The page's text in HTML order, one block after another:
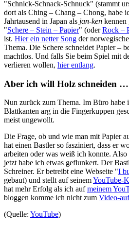
"Schnick-Schnack-Schnuck" (stammt
dort als Ching – Chang – Chong, habe
Jahrtausend in Japan als jan-ken kennen
"Schere – Stein – Papier" (oderRock –
ist. Hier ein netter Song der
Thema. Die Schere schneidet Papier –
machtlos. Und falls Sie beim Spiel mit
verlieren wollen, hier entlang.
Aber ich will Holz schneiden …
Nun zurück zum Thema. Im Büro habe
Blattkanten arg in die Fingerkuppen
meist ungewollt.
Die Frage, ob und wie man mit Papier
hat einen Bastler so fasziniert, dass er
arbeiten oder was weiß ich konnte. Also
jetzt habe ich etwas geflunkert. Der
Schreiner. Er betreibt eine Webseite "I
gebaut) und stellt auf seinemYouTube-
hat mehr Erfolg als ich aufmeinem
bloggen komme ich nicht zum Video-
(Quelle: YouTube)